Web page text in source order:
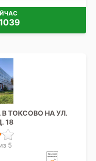
ТОКСОВО НА УЛ.
18
5